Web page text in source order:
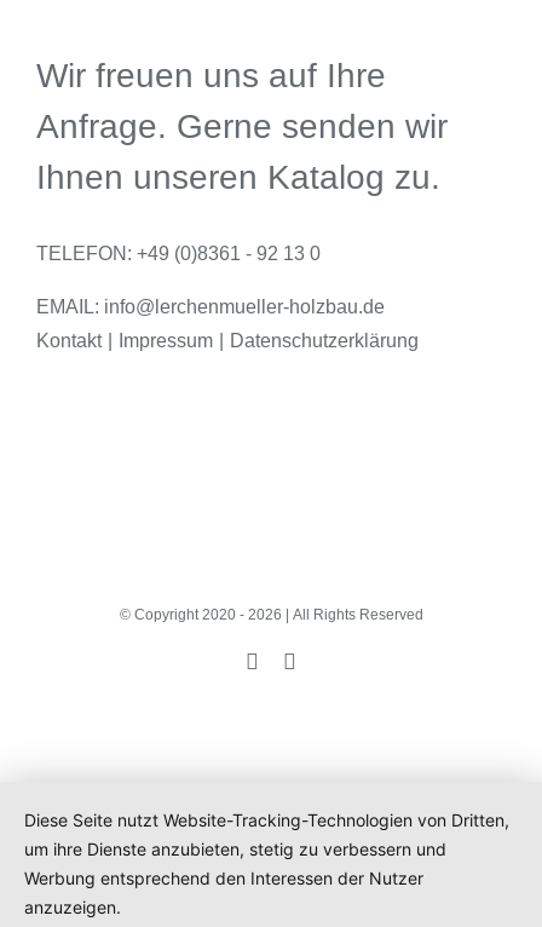
Wir freuen uns auf Ihre
Anfrage. Gerne senden wir
Ihnen unseren Katalog zu.
TELEFON: +49 (0)8361 - 92 13 0
EMAIL: info@lerchenmueller-holzbau.de
Kontakt
Impressum Datenschutzerklärung
© Copyright 2020 - 2026 | All Rights Reserved
Facebook
Diese Seite nutzt Website-Tracking-Technologien von Dritten,
um ihre Dienste anzubieten, stetig zu verbessern und
Werbung entsprechend den Interessen der Nutzer
anzuzeigen.